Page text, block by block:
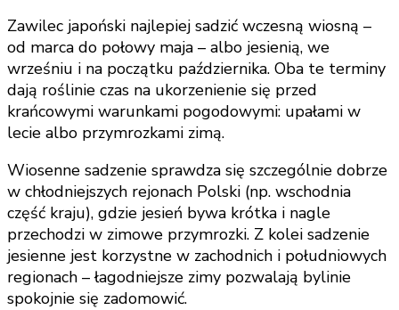
Zawilec japoński najlepiej sadzić wczesną wiosną –
od marca do połowy maja – albo jesienią, we
wrześniu i na początku października. Oba te terminy
dają roślinie czas na ukorzenienie się przed
krańcowymi warunkami pogodowymi: upałami w
lecie albo przymrozkami zimą.
Wiosenne sadzenie sprawdza się szczególnie dobrze
w chłodniejszych rejonach Polski (np. wschodnia
część kraju), gdzie jesień bywa krótka i nagle
przechodzi w zimowe przymrozki. Z kolei sadzenie
jesienne jest korzystne w zachodnich i południowych
regionach – łagodniejsze zimy pozwalają bylinie
spokojnie się zadomowić.